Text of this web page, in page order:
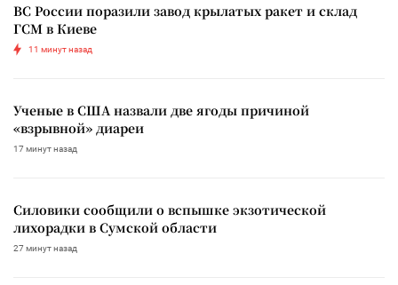
ВС России поразили завод крылатых ракет и склад
ГСМ в Киеве
11 минут назад
Ученые в США назвали две ягоды причиной
«взрывной» диареи
17 минут назад
Силовики сообщили о вспышке экзотической
лихорадки в Сумской области
27 минут назад